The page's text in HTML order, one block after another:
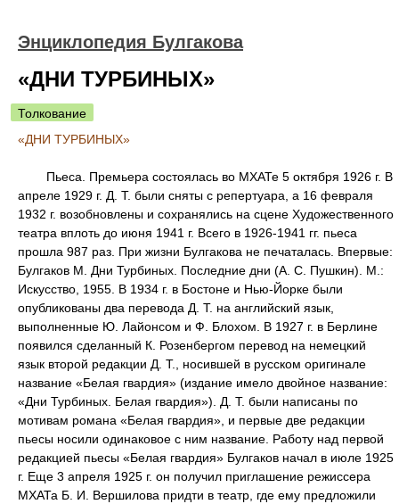
Энциклопедия Булгакова
«ДНИ ТУРБИНЫХ»
Толкование
«ДНИ ТУРБИНЫХ»
Пьеса. Премьера состоялась во МХАТе 5 октября 1926 г. В
апреле 1929 г. Д. Т. были сняты с репертуара, а 16 февраля
1932 г. возобновлены и сохранялись на сцене Художественного
театра вплоть до июня 1941 г. Всего в 1926-1941 гг. пьеса
прошла 987 раз. При жизни Булгакова не печаталась. Впервые:
Булгаков М. Дни Турбиных. Последние дни (А. С. Пушкин). М.:
Искусство, 1955. В 1934 г. в Бостоне и Нью-Йорке были
опубликованы два перевода Д. Т. на английский язык,
выполненные Ю. Лайонсом и Ф. Блохом. В 1927 г. в Берлине
появился сделанный К. Розенбергом перевод на немецкий
язык второй редакции Д. Т., носившей в русском оригинале
название «Белая гвардия» (издание имело двойное название:
«Дни Турбиных. Белая гвардия»). Д. Т. были написаны по
мотивам романа «Белая гвардия», и первые две редакции
пьесы носили одинаковое с ним название. Работу над первой
редакцией пьесы «Белая гвардия» Булгаков начал в июле 1925
г. Еще 3 апреля 1925 г. он получил приглашение режиссера
МХАТа Б. И. Вершилова придти в театр, где ему предложили